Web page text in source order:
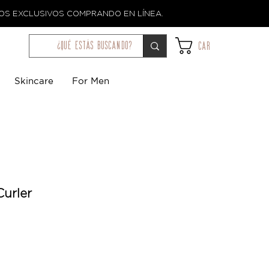
EXCLUSIVOS COMPRANDO EN LÍNEA.
¿qué estás buscando? Car
Skincare For Men